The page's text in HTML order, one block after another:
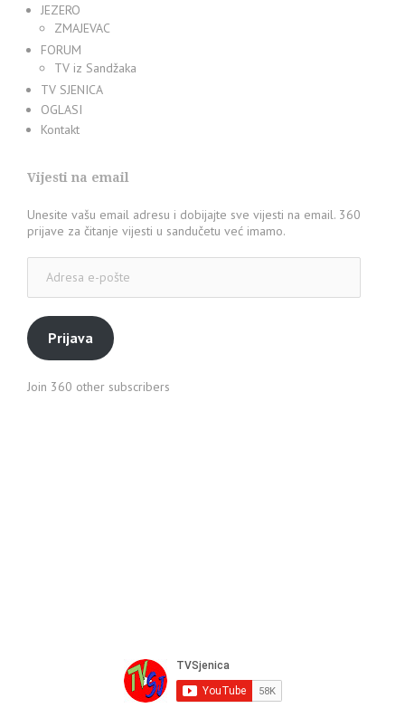
JEZERO
ZMAJEVAC
FORUM
TV iz Sandžaka
TV SJENICA
OGLASI
Kontakt
Vijesti na email
Unesite vašu email adresu i dobijajte sve vijesti na email. 360
prijave za čitanje vijesti u sandučetu već imamo.
pošte
Prijava
Join 360 other subscribers